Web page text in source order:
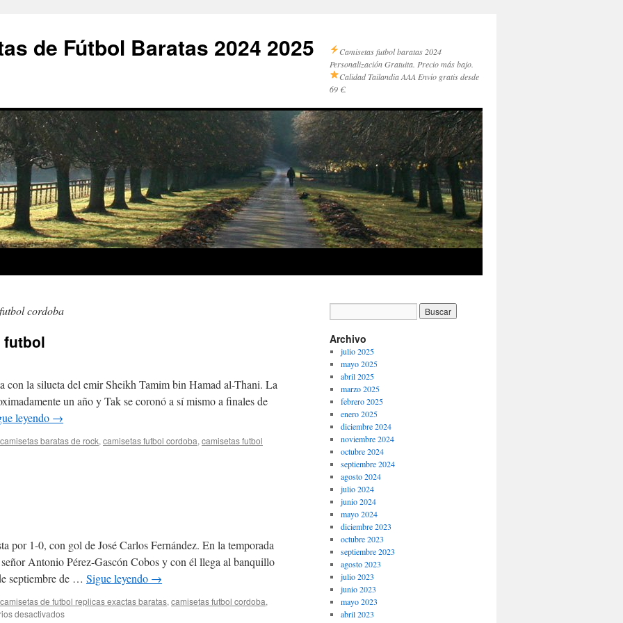
de Fútbol Baratas 2024 2025
Camisetas futbol baratas 2024
Personalización Gratuita. Precio más bajo.
Calidad Tailandia AAA Envío gratis desde
69 €.
cordoba
futbol
con la silueta del emir Sheikh Tamim bin Hamad al-Thani. La
un año y Tak se coronó a sí mismo a finales de
leyendo →
camisetas baratas de rock, camisetas futbol cordoba, camisetas futbol
por 1-0, con gol de José Carlos Fernández. En la temporada
Antonio Pérez-Gascón Cobos y con él llega al banquillo
septiembre de … Sigue leyendo →
camisetas de futbol replicas exactas baratas, camisetas futbol cordoba,
desactivadosen
Archivo
julio 2025
mayo 2025
abril 2025
marzo 2025
febrero 2025
enero 2025
diciembre 2024
noviembre 2024
octubre 2024
septiembre 2024
agosto 2024
julio 2024
junio 2024
mayo 2024
diciembre 2023
octubre 2023
septiembre 2023
agosto 2023
julio 2023
junio 2023
mayo 2023
abril 2023